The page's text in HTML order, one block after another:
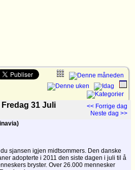
31 Juli
<< Forrige dag
Neste dag >>
sjansen igjen midtsommers. Den danske
adopterte i 2011 den siste dagen i juli til å
bryster. Over 26.000 mennesker